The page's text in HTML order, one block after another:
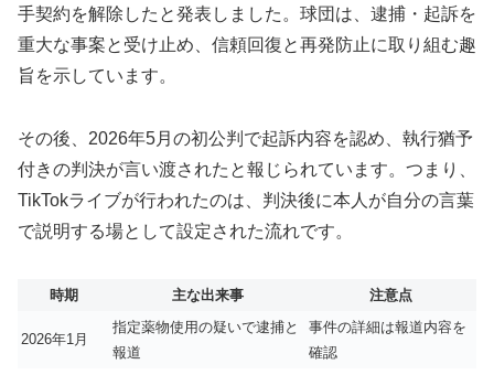
手契約を解除したと発表しました。球団は、逮捕・起訴を
重大な事案と受け止め、信頼回復と再発防止に取り組む趣
旨を示しています。
その後、2026年5月の初公判で起訴内容を認め、執行猶予
付きの判決が言い渡されたと報じられています。つまり、
TikTokライブが行われたのは、判決後に本人が自分の言葉
で説明する場として設定された流れです。
時期 主な出来事 注意点
2026年1月
指定薬物使用の疑いで逮捕と
報道
事件の詳細は報道内容を
確認